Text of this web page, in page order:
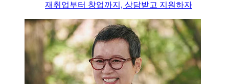
재취업부터 창업까지, 상담받고 지원하자